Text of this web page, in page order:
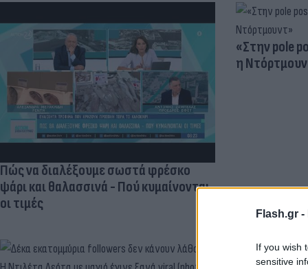
Flash.gr -
If you wish
sensitive
Πώς να διαλέξουμε σωστά φρέσκο
ψάρι και θαλασσινά - Πού κυμαίνονται
οι τιμές
«Στην pole
η